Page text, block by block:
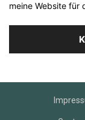
meine Website für